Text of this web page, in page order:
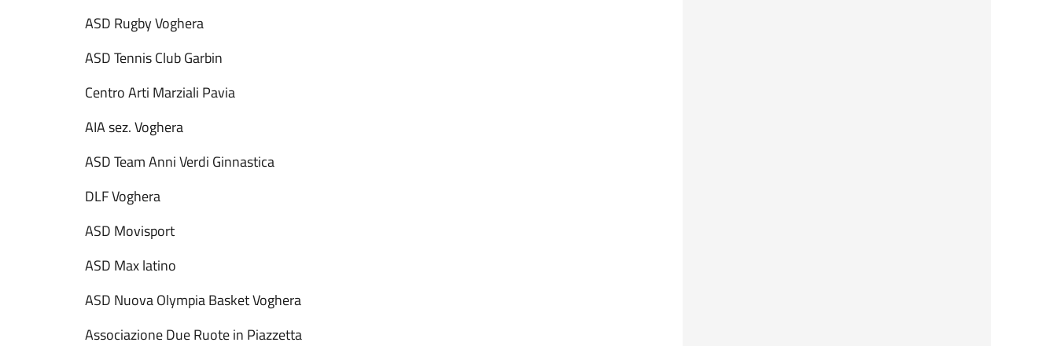
ASD Rugby Voghera
ASD Tennis Club Garbin
Centro Arti Marziali Pavia
AIA sez. Voghera
ASD Team Anni Verdi Ginnastica
DLF Voghera
ASD Movisport
ASD Max latino
ASD Nuova Olympia Basket Voghera
Associazione Due Ruote in Piazzetta